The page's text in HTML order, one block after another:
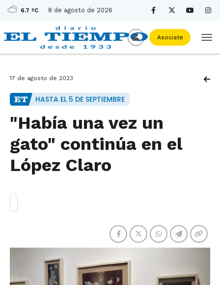
6.7 ºC 8 de agosto de 2026
Asociate
17 de agosto de 2023
HASTA EL 5 DE SEPTIEMBRE
"Había una vez un
gato" continúa en el
López Claro